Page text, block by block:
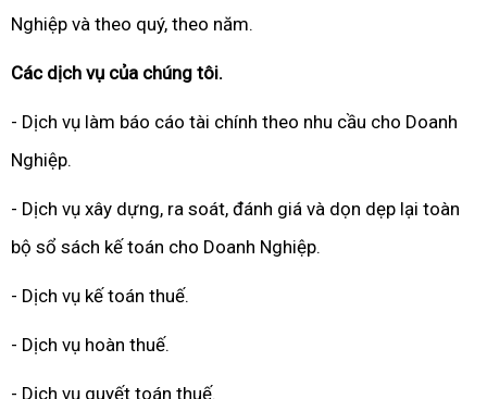
Nghiệp và theo quý, theo năm.
Các dịch vụ của chúng tôi.
- Dịch vụ làm báo cáo tài chính theo nhu cầu cho Doanh
Nghiệp.
- Dịch vụ xây dựng, ra soát, đánh giá và dọn dẹp lại toàn
bộ sổ sách kế toán cho Doanh Nghiệp.
- Dịch vụ kế toán thuế.
- Dịch vụ hoàn thuế.
- Dịch vụ quyết toán thuế.